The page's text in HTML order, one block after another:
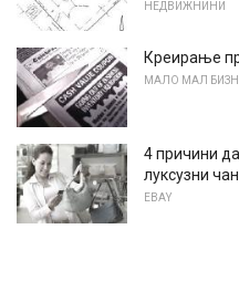
НЕДВИЖНИНИ
Креирање
МАЛО МАЛ
4 причини
луксузни
EBAY